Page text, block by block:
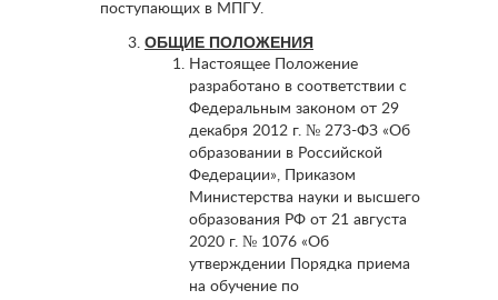
поступающих в МПГУ.
ОБЩИЕ ПОЛОЖЕНИЯ
Настоящее Положение
разработано в соответствии с
Федеральным законом от 29
декабря 2012 г. № 273-ФЗ «Об
образовании в Российской
Федерации», Приказом
Министерства науки и высшего
образования РФ от 21 августа
2020 г. № 1076 «Об
утверждении Порядка приема
на обучение по